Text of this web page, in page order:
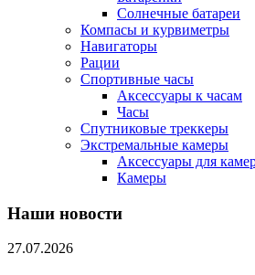
Солнечные батареи
Компасы и курвиметры
Навигаторы
Рации
Спортивные часы
Аксессуары к часам
Часы
Спутниковые треккеры
Экстремальные камеры
Аксессуары для
Камеры
Наши новости
27.07.2026